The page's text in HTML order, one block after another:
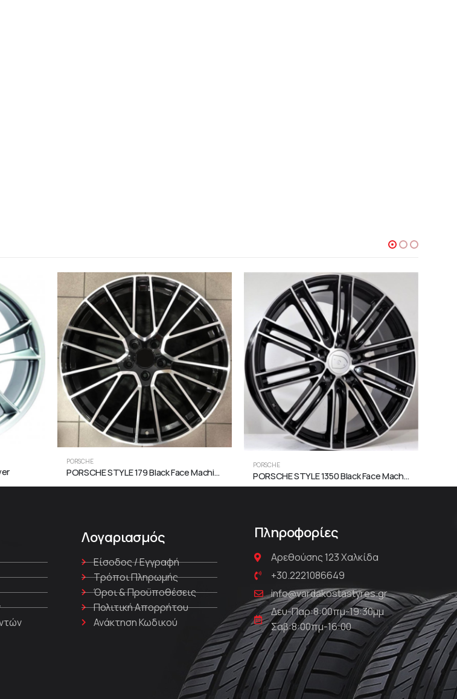
PORSCHE
PORSCHE STYLE 179 Black Face Machined
PORSCHE
PORSCHE STYLE 1350 Black Face Machined
Λογαριασμός
Είσοδος / Εγγραφή
Τρόποι Πληρωμής
Όροι & Προϋποθέσεις
Πολιτική Απορρήτου
Ανάκτηση Κωδικού
Πληροφορίες
Αρεθούσης 123 Χαλκίδα
+30.2221086649
info@vardakostastyres.gr
Δευ-Παρ:8:00πμ-19:30μμ
Σαβ:8:00πμ-16:00